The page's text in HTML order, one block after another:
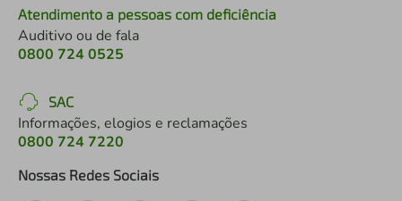
Atendimento a pessoas com deficiência
Auditivo ou de fala
0800 724 0525
SAC
Informações, elogios e reclamações
0800 724 7220
Nossas Redes Sociais